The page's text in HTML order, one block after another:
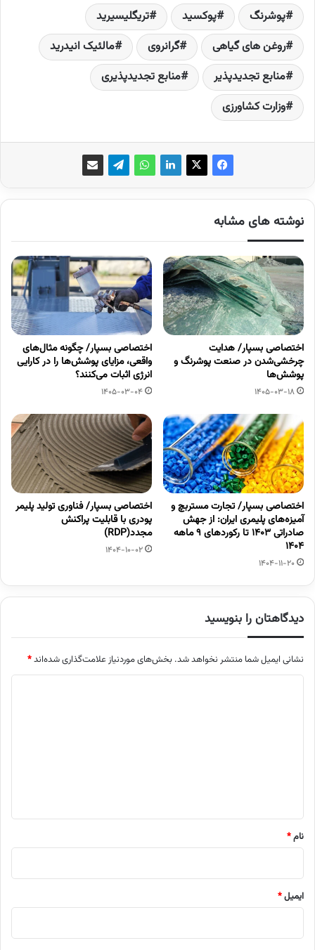
پوشرنگ پوکسید
تری­گلیسیرید
روغن­ های گیاهی
گرانروی
مالئیک انیدرید
منابع تجدیدپذیر
منابع تجدیدپذیری
وزارت کشاورزی
نوشته های مشابه
اختصاصی بسپار/ هدایت
چرخشی‌شدن در صنعت پوشرنگ و
پوشش‌ها
1405-03-18
اختصاصی بسپار/ چگونه مثال‌های
واقعی، مزایای پوشش‌ها را در کارایی
انرژی اثبات می‌کنند؟
1405-03-04
اختصاصی بسپار/ تجارت مستربچ و
آمیزه‌های پلیمری ایران: از جهش
صادراتی ۱۴۰۳ تا رکوردهای ۹ ماهه
۱۴۰۴
1404-11-20
اختصاصی بسپار/ فناوری تولید پلیمر
پودری با قابلیت پراکنش
مجدد(RDP)
1404-10-02
دیدگاهتان را بنویسید
نشانی ایمیل شما منتشر نخواهد شد. بخش‌های موردنیاز علامت‌گذاری شده‌اند*
نام*
ایمیل*